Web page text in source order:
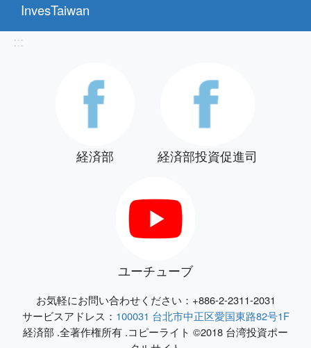
InvesTaiwan
:::
経済部 経済部投資促進司
ユーチューブ
お気軽にお問い合わせください：+886-2-2311-2031
サービスアドレス： 100031 台北市中正区愛国東路82号1F
経済部 .全著作権所有 .コピーライト ©2018 台湾投資ポー